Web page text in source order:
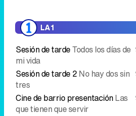
LA 1
Sesión de tardeTodos los días de
mi vida
Sesión de tarde 2No hay dos sin
tres
Cine de barrio presentaciónLas
que tienen que servir